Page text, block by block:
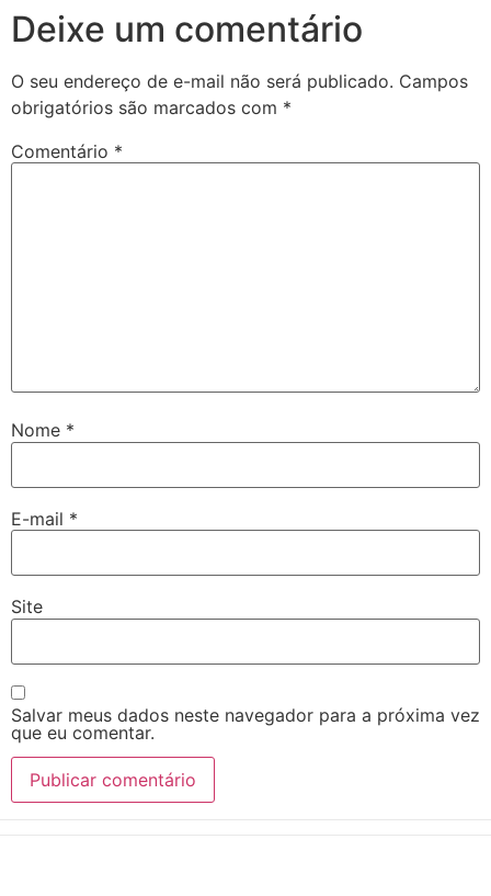
Deixe um comentário
O seu endereço de e-mail não será publicado. Campos
obrigatórios são marcados com *
Comentário *
Nome *
E-mail *
Site
Salvar meus dados neste navegador para a próxima vez
que eu comentar.